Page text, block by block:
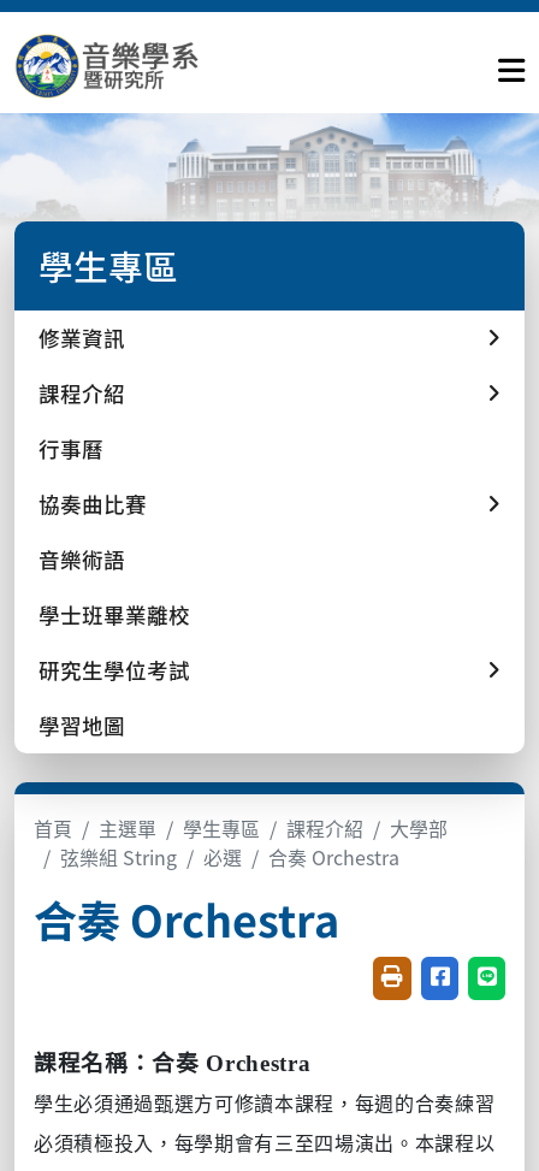
學生專區
修業資訊
課程介紹
行事曆
協奏曲比賽
音樂術語
學士班畢業離校
研究生學位考試
學習地圖
首頁 主選單 學生專區 課程介紹
大學部
弦樂組 String
必選 合奏 Orchestra
合奏 Orchestra
友善列印(開新視
分享至臉書
分享
課程名稱：合奏 Orchestra
學生必須通過甄選方可修讀本課程，每週的合奏練習
必須積極投入，每學期會有三至四場演出。本課程以